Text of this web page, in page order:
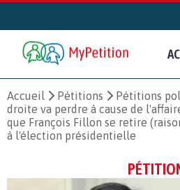
Accueil Pétitions Pétitions
droite va perdre à cause de
que François Fillon se retire
à l'élection présidentielle